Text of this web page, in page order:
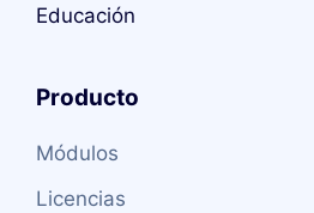
Educación
Producto
Módulos
Licencias